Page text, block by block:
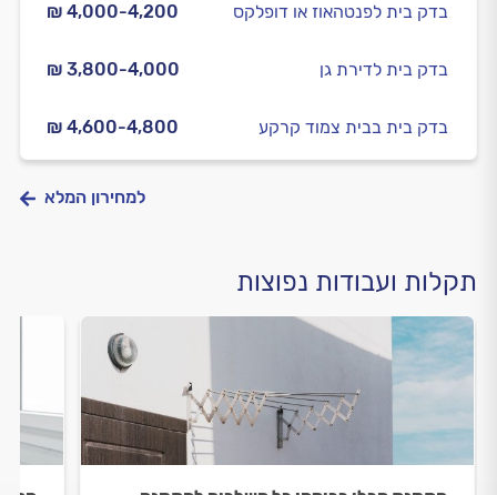
₪ 4,000-4,200 בדק בית לפנטהאוז או דופלקס
₪ 3,800-4,000 בדק בית לדירת גן
₪ 4,600-4,800 בדק בית בבית צמוד קרקע
למחירון המלא
תקלות ועבודות נפוצות